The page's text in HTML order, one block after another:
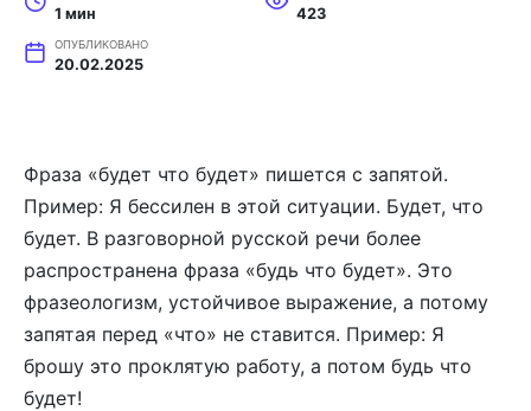
1 мин 423
ОПУБЛИКОВАНО
20.02.2025
Фраза «будет что будет» пишется с запятой.
Пример: Я бессилен в этой ситуации. Будет, что
будет. В разговорной русской речи более
распространена фраза «будь что будет». Это
фразеологизм, устойчивое выражение, а потому
запятая перед «что» не ставится. Пример: Я
брошу это проклятую работу, а потом будь что
будет!